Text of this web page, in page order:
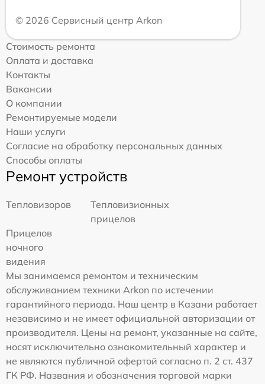
© 2026 Сервисный центр Arkon
Стоимость ремонта
Оплата и доставка
Контакты
Вакансии
О компании
Ремонтируемые модели
Наши услуги
Согласие на обработку персональных данных
Способы оплаты
Ремонт устройств
Тепловизоров
Тепловизионных
прицелов
Прицелов
ночного
видения
Мы занимаемся ремонтом и техническим
обслуживанием техники Arkon по истечении
гарантийного периода. Наш центр в Казани работает
независимо и не имеет официальной авторизации от
производителя. Цены на ремонт, указанные на сайте,
носят исключительно ознакомительный характер и
не являются публичной офертой согласно п. 2 ст. 437
ГК РФ. Названия и обозначения торговой марки